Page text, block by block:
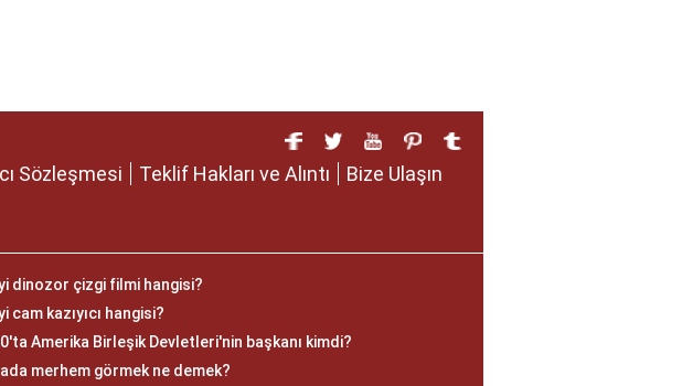
Sözleşmesi Teklif Hakları ve Alıntı Bize Ulaşın
dinozor çizgi filmi hangisi?
cam kazıyıcı hangisi?
Amerika Birleşik Devletleri'nin başkanı kimdi?
merhem görmek ne demek?